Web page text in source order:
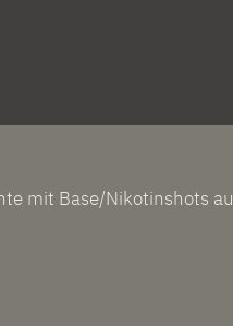
mit Base/Nikotinshots